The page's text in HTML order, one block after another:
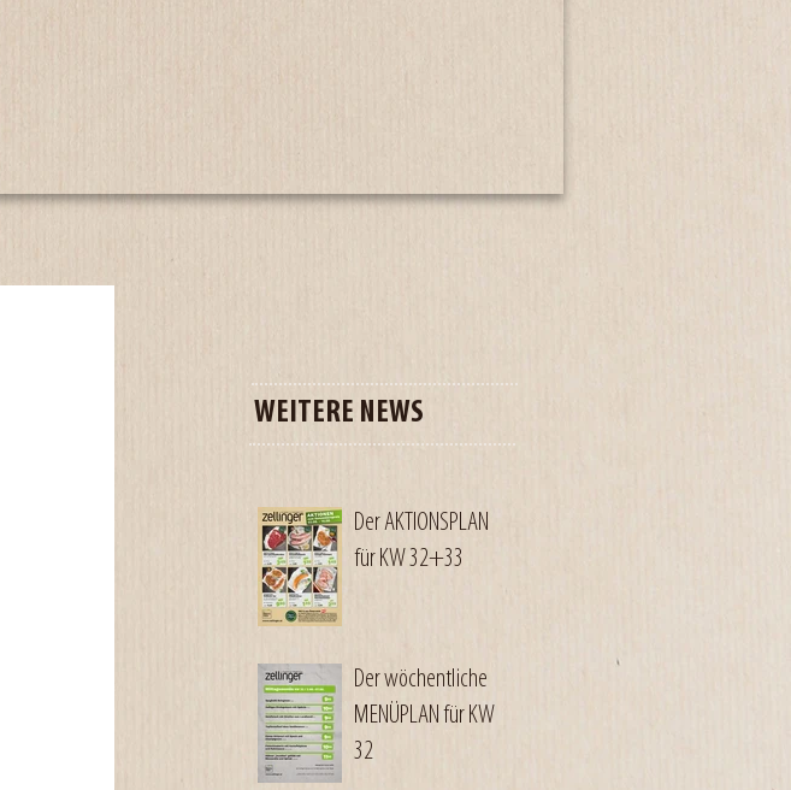
WEITERE NEWS
Der AKTIONSPLAN
für KW 32+33
Der wöchentliche
MENÜPLAN für KW
32